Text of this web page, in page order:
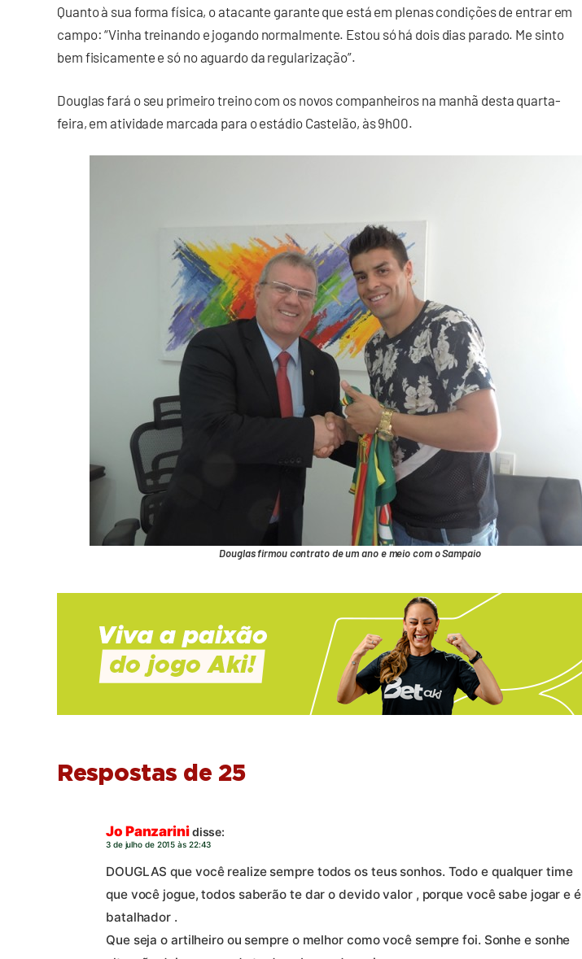
Quanto à sua forma física, o atacante garante que está em plenas condições de entrar em
campo: “Vinha treinando e jogando normalmente. Estou só há dois dias parado. Me sinto
bem fisicamente e só no aguardo da regularização”.
Douglas fará o seu primeiro treino com os novos companheiros na manhã desta quarta-
feira, em atividade marcada para o estádio Castelão, às 9h00.
Douglas firmou contrato de um ano e meio com o Sampaio
Respostas de 25
Jo Panzarinidisse:
3 de julho de 2015 às 22:43
DOUGLAS que você realize sempre todos os teus sonhos. Todo e qualquer time
que você jogue, todos saberão te dar o devido valor , porque você sabe jogar e é
batalhador .
Que seja o artilheiro ou sempre o melhor como você sempre foi. Sonhe e sonhe